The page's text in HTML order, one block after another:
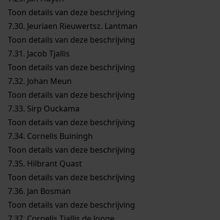
Toon details van deze beschrijving
7.30. Jeuriaen Rieuwertsz. Lantman
Toon details van deze beschrijving
7.31. Jacob Tjallis
Toon details van deze beschrijving
7.32. Johan Meun
Toon details van deze beschrijving
7.33. Sirp Ouckama
Toon details van deze beschrijving
7.34. Cornelis Buiningh
Toon details van deze beschrijving
7.35. Hilbrant Quast
Toon details van deze beschrijving
7.36. Jan Bosman
Toon details van deze beschrijving